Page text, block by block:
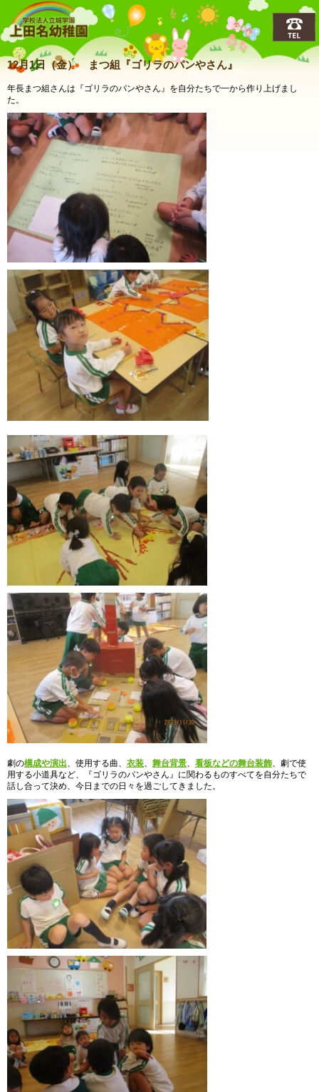
上田名(うえだな)幼稚園
12月1日（金） まつ組『ゴリラのパンやさん』
年長まつ組さんは『ゴリラのパンやさん』を自分たちで一から作り上げまし
た。
劇の構成や演出 、使用する曲、 衣装 舞台背景 看板などの舞台装飾 、劇で使
用する小道具など、『ゴリラのパンやさん』に関わるものすべてを自分たちで
話し合って決め、今日までの日々を過ごしてきました。